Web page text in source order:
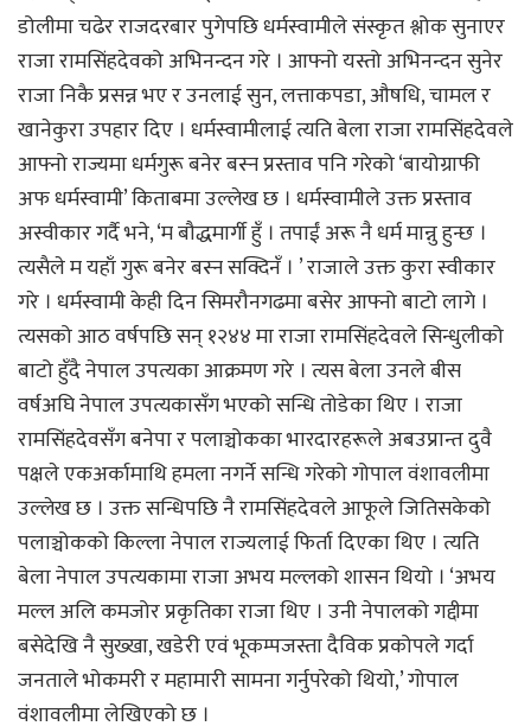
डोलीमा चढेर राजदरबार पुगेपछि धर्मस्वामीले संस्कृत श्लोक सुनाएर
राजा रामसिंहदेवको अभिनन्दन गरे । आफ्नो यस्तो अभिनन्दन सुनेर
राजा निकै प्रसन्न भए र उनलाई सुन, लत्ताकपडा, औषधि, चामल र
खानेकुरा उपहार दिए । धर्मस्वामीलाई त्यति बेला राजा रामसिंहदेवले
आफ्नो राज्यमा धर्मगुरू बनेर बस्न प्रस्ताव पनि गरेको ‘बायोग्राफी
अफ धर्मस्वामी’ किताबमा उल्लेख छ । धर्मस्वामीले उक्त प्रस्ताव
अस्वीकार गर्दै भने, ‘म बौद्धमार्गी हुँ । तपाईं अरू नै धर्म मान्नु हुन्छ ।
त्यसैले म यहाँ गुरू बनेर बस्न सक्दिनँ । ’ राजाले उक्त कुरा स्वीकार
गरे । धर्मस्वामी केही दिन सिमरौनगढमा बसेर आफ्नो बाटो लागे ।
त्यसको आठ वर्षपछि सन् १२४४ मा राजा रामसिंहदेवले सिन्धुलीको
बाटो हुँदै नेपाल उपत्यका आक्रमण गरे । त्यस बेला उनले बीस
वर्षअघि नेपाल उपत्यकासँग भएको सन्धि तोडेका थिए । राजा
रामसिंहदेवसँग बनेपा र पलाञ्चोकका भारदारहरूले अबउप्रान्त दुवै
पक्षले एकअर्कामाथि हमला नगर्ने सन्धि गरेको गोपाल वंशावलीमा
उल्लेख छ । उक्त सन्धिपछि नै रामसिंहदेवले आफूले जितिसकेको
पलाञ्चोकको किल्ला नेपाल राज्यलाई फिर्ता दिएका थिए । त्यति
बेला नेपाल उपत्यकामा राजा अभय मल्लको शासन थियो । ‘अभय
मल्ल अलि कमजोर प्रकृतिका राजा थिए । उनी नेपालको गद्दीमा
बसेदेखि नै सुख्खा, खडेरी एवं भूकम्पजस्ता दैविक प्रकोपले गर्दा
जनताले भोकमरी र महामारी सामना गर्नुपरेको थियो,’ गोपाल
वंशावलीमा लेखिएको छ ।